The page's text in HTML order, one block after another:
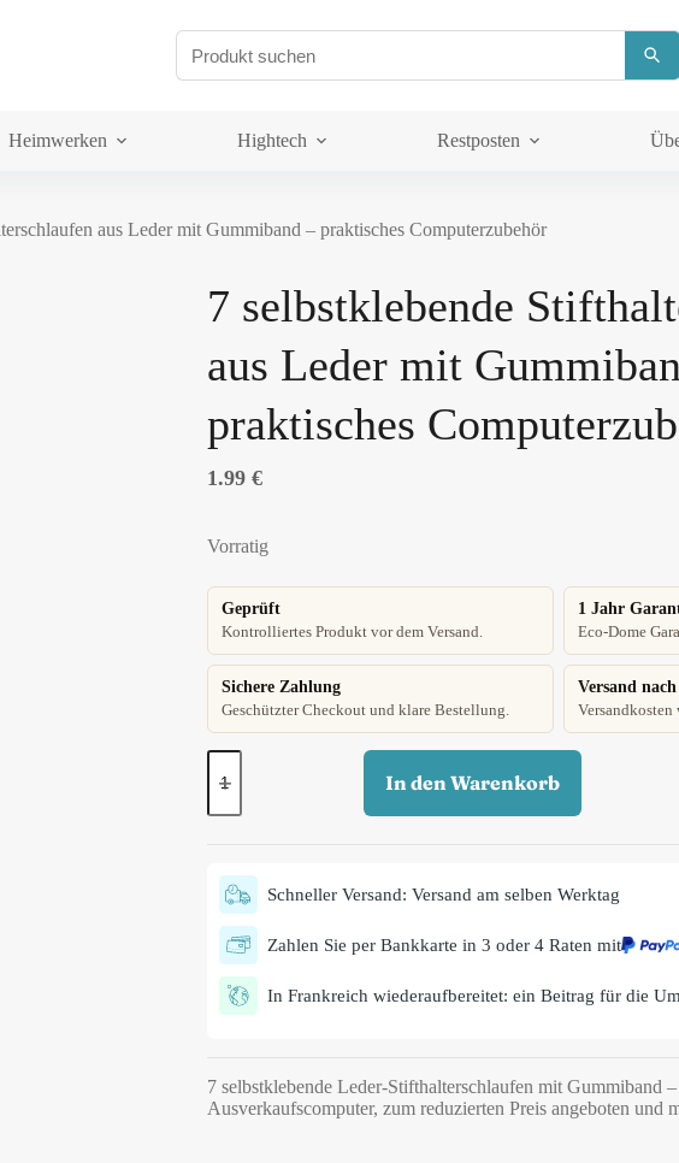
Heimwerken Hightech Restposten
aus Leder mit Gummiband – praktisches Computerzubehör
7 selbstklebende
aus Leder mit
praktisches
1.99 €
Vorratig
Geprüft
Kontrolliertes Produkt vor dem Versand.
1 Jahr
Eco-Dome
Sichere Zahlung
Geschützter Checkout und klare Bestellung.
Versand
Versandkosten
In den Warenkorb
Schneller Versand: Versand am selben Werktag
Zahlen Sie per Bankkarte in 3 oder 4 Raten mit
In Frankreich wiederaufbereitet: ein Beitrag für die
7 selbstklebende Leder-Stifthalterschlaufen mit Gummiband
Ausverkaufscomputer, zum reduzierten Preis angeboten und